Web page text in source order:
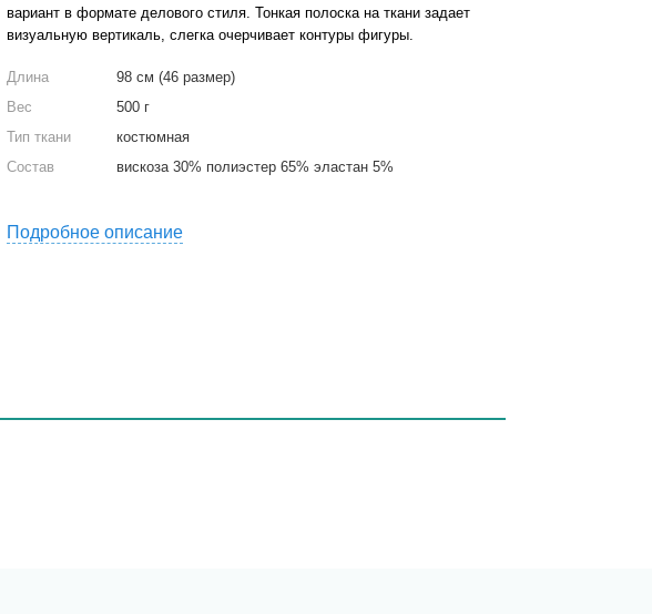
вариант в формате делового стиля. Тонкая полоска на ткани задает
визуальную вертикаль, слегка очерчивает контуры фигуры.
Длина
98 см (46 размер)
Вес
500 г
Тип ткани
костюмная
Состав
вискоза 30% полиэстер 65% эластан 5%
Подробное описание